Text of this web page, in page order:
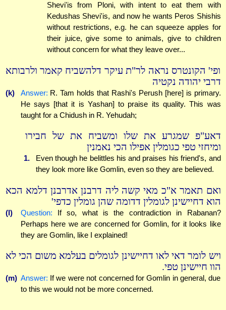
Shevi'is from Ploni, with intent to eat them with
Kedushas Shevi'is, and now he wants Peros Shishis
without restrictions, e.g. he can squeeze apples for
their juice, give some to animals, give to children
without concern for what they leave over...
ופי' הקונטרס נראה לר"ת עיקר דלהשביח קאמר ולרבותא
דרבי יהודה נקטיה
(k) Answer: R. Tam holds that Rashi's Perush [here] is primary.
He says [that it is Yashan] to praise its quality. This was
taught for a Chidush in R. Yehudah;
דאע"פ שמגרע את שלו ומשביח את של חבירו
ומיחזי טפי כגומלין אפילו הכי נאמנין
1.
Even though he belittles his and praises his friend's, and
they look more like Gomlin, even so they are believed.
ואם תאמר א"כ מאי קשה ליה דרבנן אדרבנן דלמא הכא
הוא דחיישינן לגומלין דדומה שהן גומלין כדפי'
(l) Question: If so, what is the contradiction in Rabanan?
Perhaps here we are concerned for Gomlin, for it looks like
they are Gomlin, like I explained!
ויש לומר דאי לאו דחיישינן לגומלים בעלמא משום הכי לא
הוו חיישינן טפי.
(m) Answer: If we were not concerned for Gomlin in general, due
to this we would not be more concerned.